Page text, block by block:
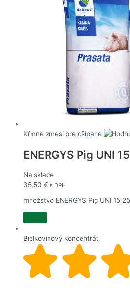
Jačmeň kŕmny 10kg
ENERGYS Horse Nature -
ENERGYS Činčila GOLD
11,07 €
SANDEZIA suchá
MIKROS BK Výkrm prasiat /
23,92 €
Kŕmne zmesi pre ošípané
ENERGYS Pig UNI
Na sklade
35,50 € s DPH
množstvo ENERGYS Pig UNI 15
Bielkovinový koncentrát